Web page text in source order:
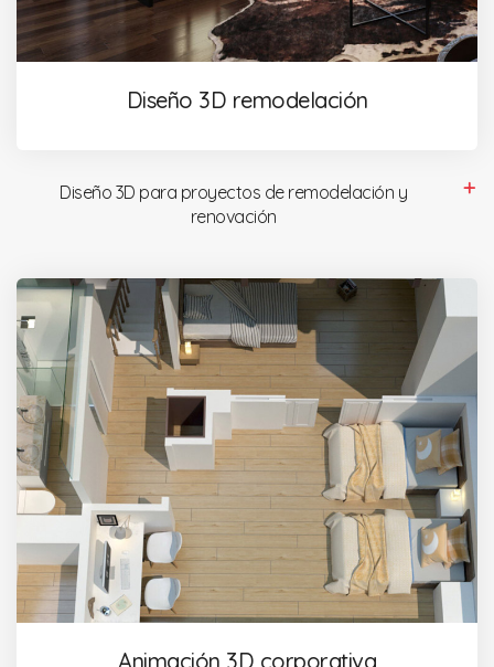
Diseño 3D remodelación
Diseño 3D para proyectos de remodelación y
renovación
Animación 3D corporativa